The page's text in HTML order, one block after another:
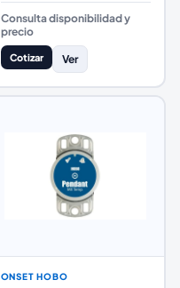
Consulta disponibilidad y
precio
Cotizar Ver
ONSET HOBO